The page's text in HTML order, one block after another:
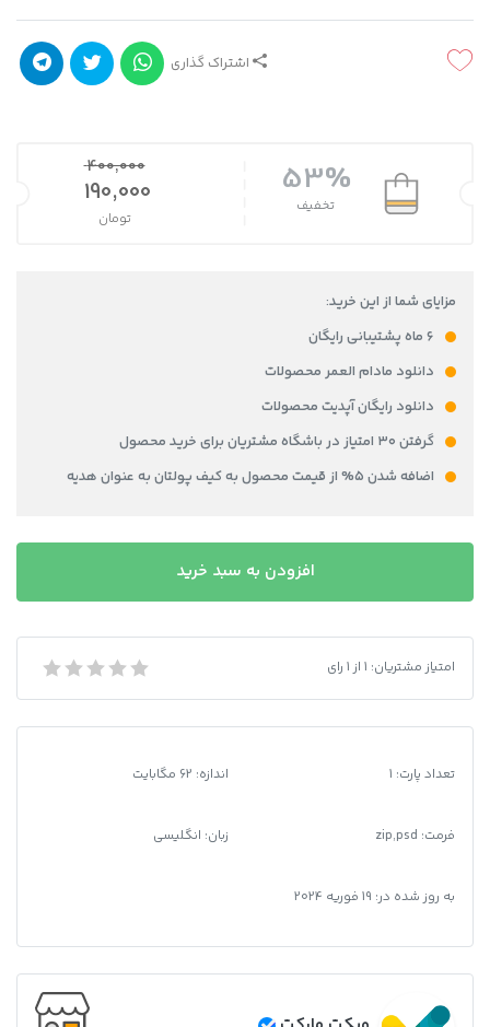
اشتراک گذاری
53%
تخفیف
400,000
قیمت اصلی 400,000 تومان بود.
190,000
تومان
مزایای شما از این خرید:
۶ ماه پشتیبانی رایگان
دانلود مادام العمر محصولات
دانلود رایگان آپدیت محصولات
گرفتن ۳۰ امتیاز در باشگاه مشتریان برای خرید محصول
اضافه شدن ۵% از قیمت محصول به کیف پولتان به عنوان هدیه
لایه
باز
آیدی
افزودن به سبد خرید
دانلود فایل لایه باز آیدی کارت قدیمی استونی
امتیاز مشتریان: 1 از1 رای
تعداد پارت: 1 اندازه: 62 مگابایت
فرمت:
zip,psd زبان: انگلیسی
به روز شده در: 19 فوریه 2024